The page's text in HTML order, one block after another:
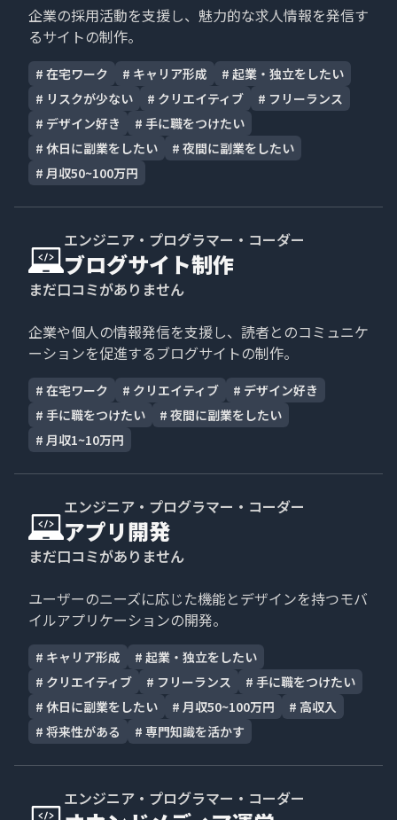
企業の採用活動を支援し、魅力的な求人情報を発信す
るサイトの制作。
# 在宅ワーク # キャリア形成 # 起業・独立をしたい
# リスクが少ない # クリエイティブ # フリーランス
# デザイン好き # 手に職をつけたい
# 休日に副業をしたい # 夜間に副業をしたい
# 月収50~100万円
エンジニア・プログラマー・コーダー
ブログサイト制作
まだ口コミがありません
企業や個人の情報発信を支援し、読者とのコミュニケ
ーションを促進するブログサイトの制作。
# 在宅ワーク # クリエイティブ # デザイン好き
# 手に職をつけたい # 夜間に副業をしたい
# 月収1~10万円
エンジニア・プログラマー・コーダー
アプリ開発
まだ口コミがありません
ユーザーのニーズに応じた機能とデザインを持つモバ
イルアプリケーションの開発。
# キャリア形成 # 起業・独立をしたい
# クリエイティブ # フリーランス # 手に職をつけたい
# 休日に副業をしたい # 月収50~100万円 # 高収入
# 将来性がある # 専門知識を活かす
エンジニア・プログラマー・コーダー